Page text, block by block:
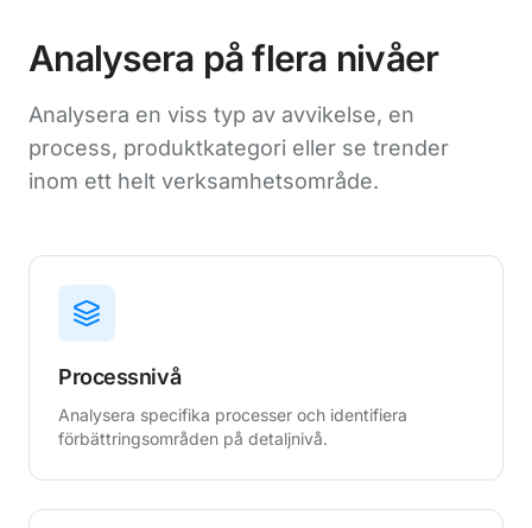
Analysera på flera nivåer
Analysera en viss typ av avvikelse, en
process, produktkategori eller se trender
inom ett helt verksamhetsområde.
Processnivå
Analysera specifika processer och identifiera
förbättringsområden på detaljnivå.